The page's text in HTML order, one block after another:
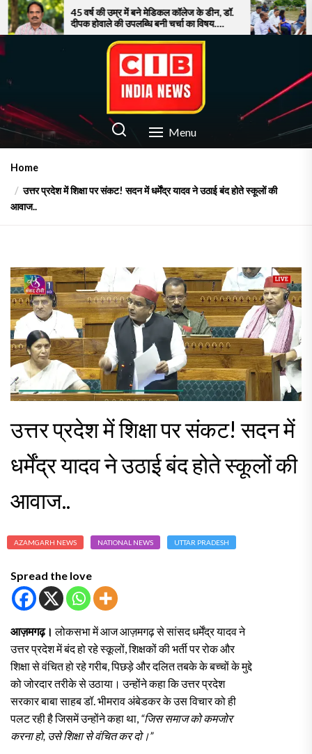
Skip
to
the
content
45 वर्ष की उम्र में बने मेडिकल कॉलेज के डीन, डॉ.
दीपक होवाले की उपलब्धि बनी चर्चा का विषय….
सूरत में बाढ़ से
पर फूटा गुस्सा!
CIB INDIA NEWS
Latest News in Azamgarh Menu
Home
उत्तर प्रदेश में शिक्षा पर संकट! सदन में धर्मेंद्र यादव ने उठाई बंद होते स्कूलों की
आवाज..
उत्तर प्रदेश में शिक्षा पर संकट! सदन में
धर्मेंद्र यादव ने उठाई बंद होते स्कूलों की
आवाज..
AZAMGARH NEWS NATIONAL NEWS UTTAR PRADESH
Spread the love
आज़मगढ़।लोकसभा में आज आज़मगढ़ से सांसद धर्मेंद्र यादव ने
उत्तर प्रदेश में बंद हो रहे स्कूलों, शिक्षकों की भर्ती पर रोक और
शिक्षा से वंचित हो रहे गरीब, पिछड़े और दलित तबके के बच्चों के मुद्दे
को जोरदार तरीके से उठाया। उन्होंने कहा कि उत्तर प्रदेश
सरकार बाबा साहब डॉ. भीमराव अंबेडकर के उस विचार को ही
पलट रही है जिसमें उन्होंने कहा था, “जिस समाज को कमजोर
करना हो, उसे शिक्षा से वंचित कर दो।”